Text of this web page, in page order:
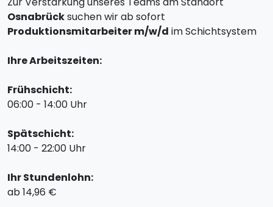
Osnabrücksuchen wir ab sofort
Produktionsmitarbeiter m/w/d im Schichtsystem
Ihre Arbeitszeiten:
Frühschicht:
06:00 - 14:00 Uhr
Spätschicht:
14:00 - 22:00 Uhr
Ihr Stundenlohn:
ab 14,96 €